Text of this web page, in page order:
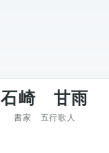
石崎 甘雨
書家 五行歌人